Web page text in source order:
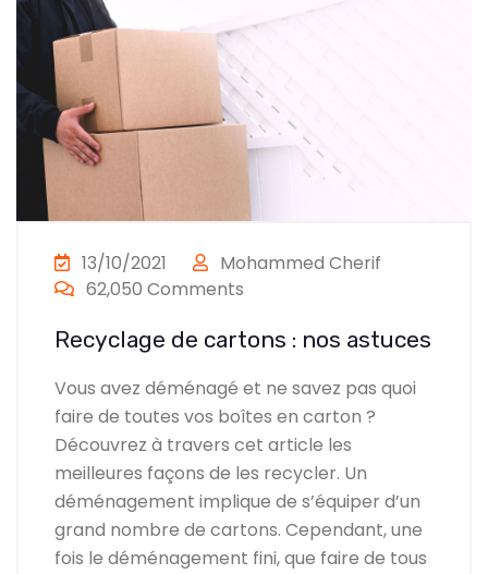
13/10/2021
Mohammed Cherif
62,050 Comments
Recyclage de cartons : nos astuces
Vous avez déménagé et ne savez pas quoi
faire de toutes vos boîtes en carton ?
Découvrez à travers cet article les
meilleures façons de les recycler. Un
déménagement implique de s’équiper d’un
grand nombre de cartons. Cependant, une
fois le déménagement fini, que faire de tous